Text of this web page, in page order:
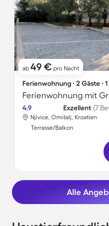
ab 49 € pro Nacht
Ferienwohnung ∙ 2 Gäste ∙
Ferienwohnung mit
4.9 Exzellent (7
Njivice, Omišalj, Kroatien
Terrasse/Balkon
Alle